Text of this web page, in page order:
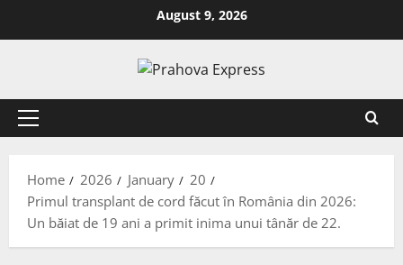
August 9, 2026
Home 2026 January
20
Primul transplant de cord făcut în România din 2026:
Un băiat de 19 ani a primit inima unui tânăr de 22.